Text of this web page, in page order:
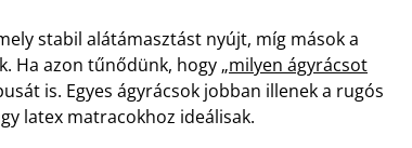
stabil alátámasztást nyújt, míg mások a
Ha azon tűnődünk, hogy „milyen ágyrácsot
is. Egyes ágyrácsok jobban illenek a rugós
latex matracokhoz ideálisak.